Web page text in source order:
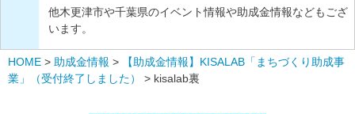
他木更津市や千葉県のイベント情報や助成金情報などもござ
います。
HOME > 助成金情報 >
【助成金情報】KISALAB「まちづくり助成事
業」（受付終了しました）
> kisalab裏